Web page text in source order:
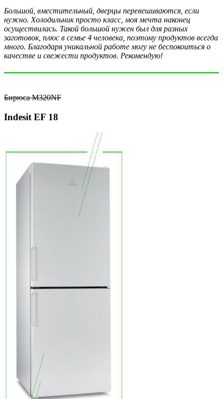
Большой, вместительный, дверцы перевешиваются, если
нужно. Холодильник просто класс, моя мечта наконец
осуществилась. Такой большой нужен был для разных
заготовок, плюс в семье 4 человека, поэтому продуктов всегда
много. Благодаря уникальной работе могу не беспокоиться о
качестве и свежести продуктов. Рекомендую!
Бирюса M320NF
Indesit EF 18